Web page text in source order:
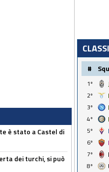
è stato a Castel di
dei turchi, si può
#
1º
2º
3º
4º
5º
6º
7º
8º